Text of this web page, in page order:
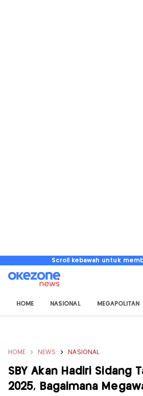
Scroll kebawah untuk
HOME NASIONAL MEGAPOLITAN
HOME NEWS NASIONAL
SBY Akan Hadiri Sidang
2025, Bagaimana